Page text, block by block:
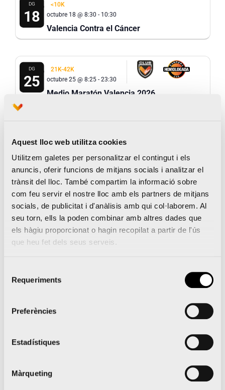
Aquest lloc web utilitza cookies
Utilitzem galetes per personalitzar el contingut i els
anuncis, oferir funcions de mitjans socials i analitzar el
trànsit del lloc. També compartim la informació sobre
com feu servir el nostre lloc amb els partners de mitjans
socials, de publicitat i d'anàlisis amb qui col·laborem. Al
seu torn, ells la poden combinar amb altres dades que
els hàgiu proporcionat o hagin recopilat a partir de l'ús
que heu fet dels seus serveis.
Requeriments
Preferències
Estadístiques
Màrqueting
DG
18
Valencia Contra el Cáncer
<10K
octubre 18 @ 8:30 - 10:30
DG
25
Medio Maratón Valencia 2026
21K-42K
octubre 25 @ 8:25- 23:30
DG
6
Maratón Valencia 2026
21K-42K
desembre 6 @ 8:15-15:30
DG
13
10K Pas Ras al Port de València
10K-15K
desembre 13 @ 9:00-10:30
GENER 2027
DG
10K-15K
Eventos
posteriors